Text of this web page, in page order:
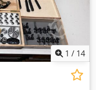
1 / 14